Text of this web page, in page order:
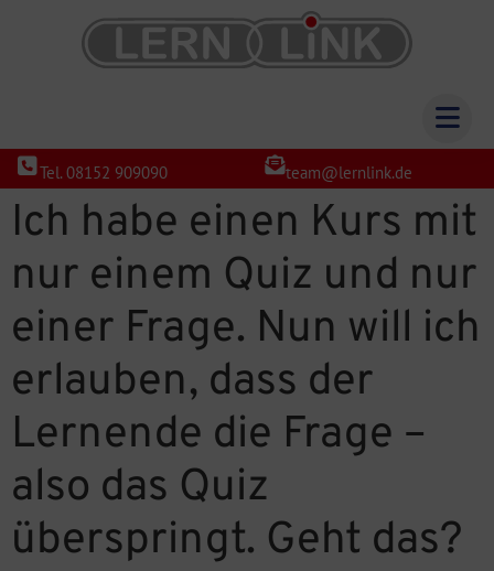
Tel. 08152 909090 team@lernlink.de
Ich habe einen Kurs mit
nur einem Quiz und nur
einer Frage. Nun will ich
erlauben, dass der
Lernende die Frage –
also das Quiz
überspringt. Geht das?